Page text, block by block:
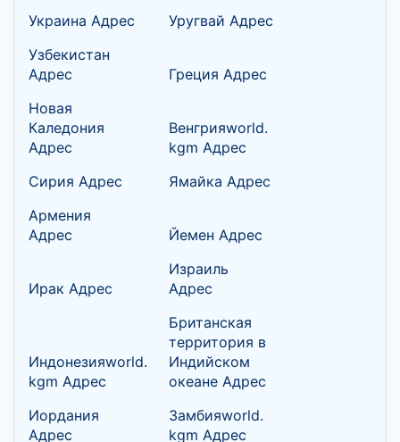
Украина Адрес
Уругвай Адрес
Узбекистан
Адрес
Греция Адрес
Новая
Каледония
Адрес
Венгрияworld.
kgm Адрес
Сирия Адрес
Ямайка Адрес
Армения
Адрес
Йемен Адрес
Ирак Адрес
Израиль
Адрес
Индонезияworld.
kgm Адрес
Британская
территория в
Индийском
океане Адрес
Иордания
Адрес
Замбияworld.
kgm Адрес